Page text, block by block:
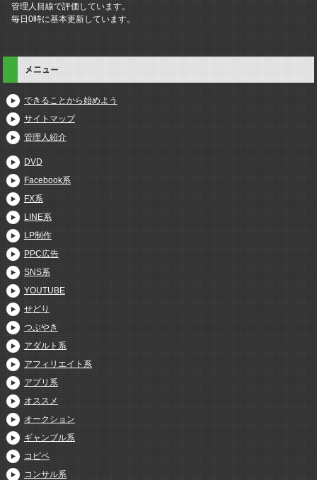
管理人目線で評価しています。
毎日0時に基本更新しています。
メニュー
できることから始めよう
サイトマップ
管理人紹介
DVD
Facebook系
FX系
LINE系
LP制作
PPC広告
SNS系
YOUTUBE
せどり
つぶやき
アダルト系
アフィリエイト系
アプリ系
オススメ
オークション
ギャンブル系
コピペ
コンサル系